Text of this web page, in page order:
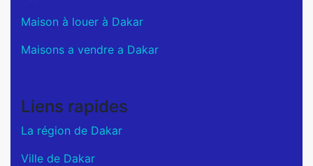
Maison à louer à Dakar
Maisons a vendre a Dakar
Liens rapides
La région de Dakar
Ville de Dakar